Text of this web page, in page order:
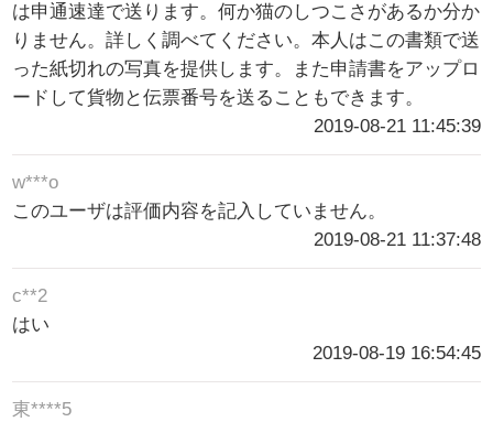
は申通速達で送ります。何か猫のしつこさがあるか分か
りません。詳しく調べてください。本人はこの書類で送
った紙切れの写真を提供します。また申請書をアップロ
ードして貨物と伝票番号を送ることもできます。
2019-08-21 11:45:39
w***o
このユーザは評価内容を記入していません。
2019-08-21 11:37:48
c**2
はい
2019-08-19 16:54:45
東****5